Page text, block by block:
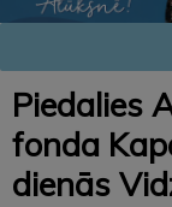
Piedalies
fonda
dienās